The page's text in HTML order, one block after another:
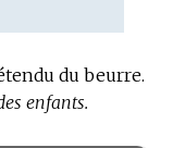
du beurre.
enfants.